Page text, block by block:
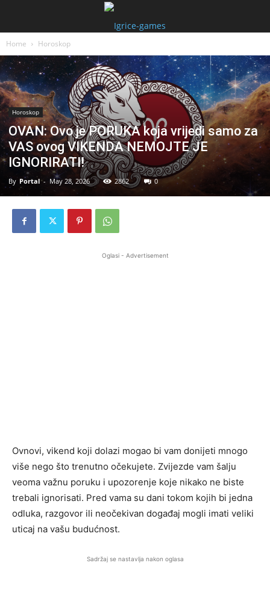
Home Horoskop
Horoskop
OVAN: Ovo je PORUKA koja vrijedi samo za
VAS ovog VIKENDA NEMOJTE JE
IGNORIRATI!
By Portal - May 28, 2026 2862 0
Oglasi - Advertisement
Ovnovi, vikend koji dolazi mogao bi vam donijeti mnogo
više nego što trenutno očekujete. Zvijezde vam šalju
veoma važnu poruku i upozorenje koje nikako ne biste
trebali ignorisati. Pred vama su dani tokom kojih bi jedna
odluka, razgovor ili neočekivan događaj mogli imati veliki
uticaj na vašu budućnost.
Sadržaj se nastavlja nakon oglasa